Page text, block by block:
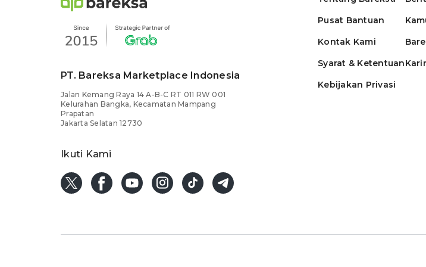
PT. Bareksa Marketplace Indonesia
Jalan Kemang Raya 14 A-B-C RT 011 RW 001
Kelurahan Bangka, Kecamatan Mampang
Prapatan
Jakarta Selatan 12730
Ikuti Kami
Pusat Bantuan
Kontak Kami
Syarat & Ketentuan
Kebijakan Privasi
Karir